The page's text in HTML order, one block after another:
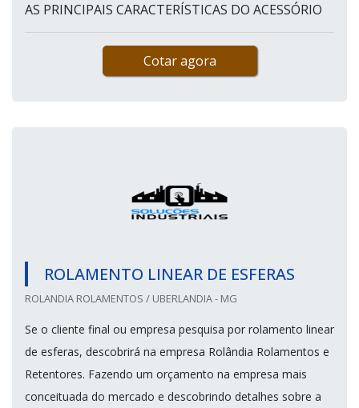
AS PRINCIPAIS CARACTERÍSTICAS DO ACESSÓRIO
Cotar agora
ROLAMENTO LINEAR DE ESFERAS
ROLANDIA ROLAMENTOS / UBERLANDIA - MG
Se o cliente final ou empresa pesquisa por rolamento linear
de esferas, descobrirá na empresa Rolândia Rolamentos e
Retentores. Fazendo um orçamento na empresa mais
conceituada do mercado e descobrindo detalhes sobre a